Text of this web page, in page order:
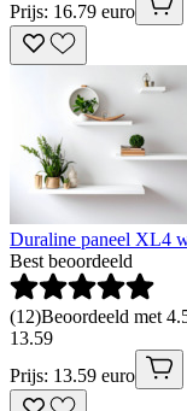
Prijs: 16.79 euro
Duraline paneel XL4
Best beoordeeld
(12)Beoordeeld met
13.59
Prijs: 13.59 euro